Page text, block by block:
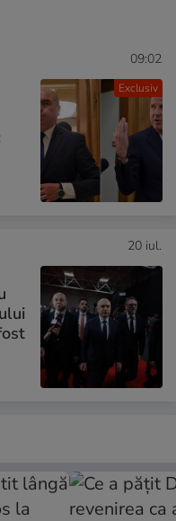
Exclusiv
09:02
20 iul.